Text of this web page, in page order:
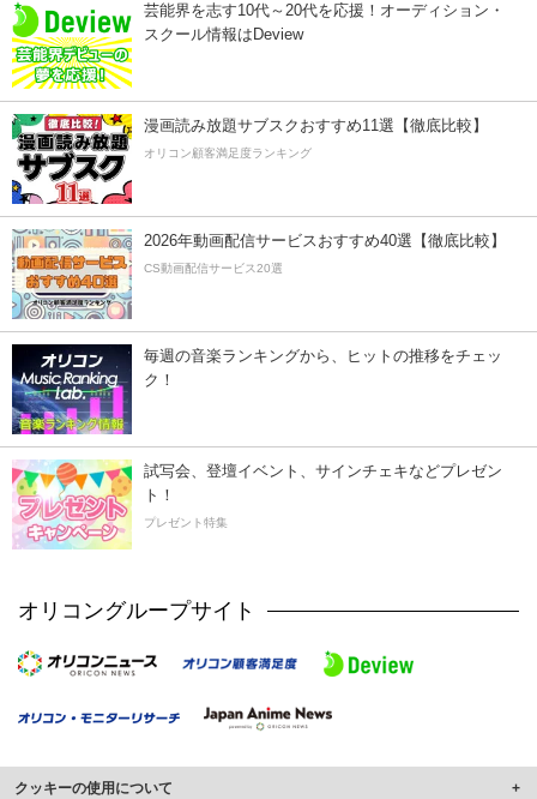
芸能界を志す10代～20代を応援！オーディション・
スクール情報はDeview
漫画読み放題サブスクおすすめ11選【徹底比較】
オリコン顧客満足度ランキング
2026年動画配信サービスおすすめ40選【徹底比較】
CS動画配信サービス20選
毎週の音楽ランキングから、ヒットの推移をチェッ
ク！
試写会、登壇イベント、サインチェキなどプレゼン
ト！
プレゼント特集
オリコングループサイト
クッキーの使用について